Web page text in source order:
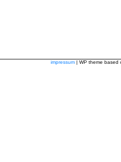
impressum | WP theme based